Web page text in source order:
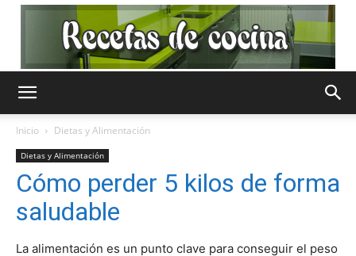
de
Cocina
Inicio Dietas y Alimentación
Dietas y Alimentación
Cómo perder 5 kilos de forma
saludable
La alimentación es un punto clave para conseguir el peso